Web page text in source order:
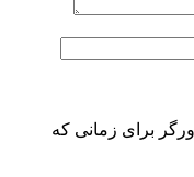
برای زمانی که